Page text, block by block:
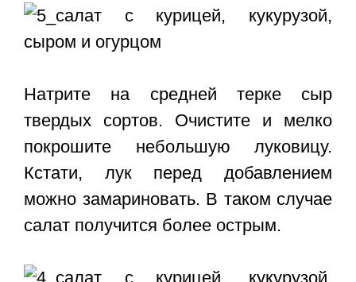
Натрите на средней терке сыр
твердых сортов. Очистите и мелко
покрошите небольшую луковицу.
Кстати, лук перед добавлением
можно замариновать. В таком случае
салат получится более острым.